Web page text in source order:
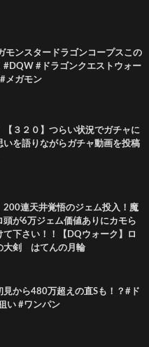
モンスタードラゴンコープスこの
#DQW #ドラゴンクエストウォー
メガモン
【３２０】つらい状況でガチャに
を語りながらガチャ動画を投稿
200連天井覚悟のジェム投入！魔
頭が6万ジェム価値ありにカモら
下さい！！【DQウォーク】ロ
大剣 はてんの月輪
見から480万超えの直Sも！？#ド
い #ワンパン